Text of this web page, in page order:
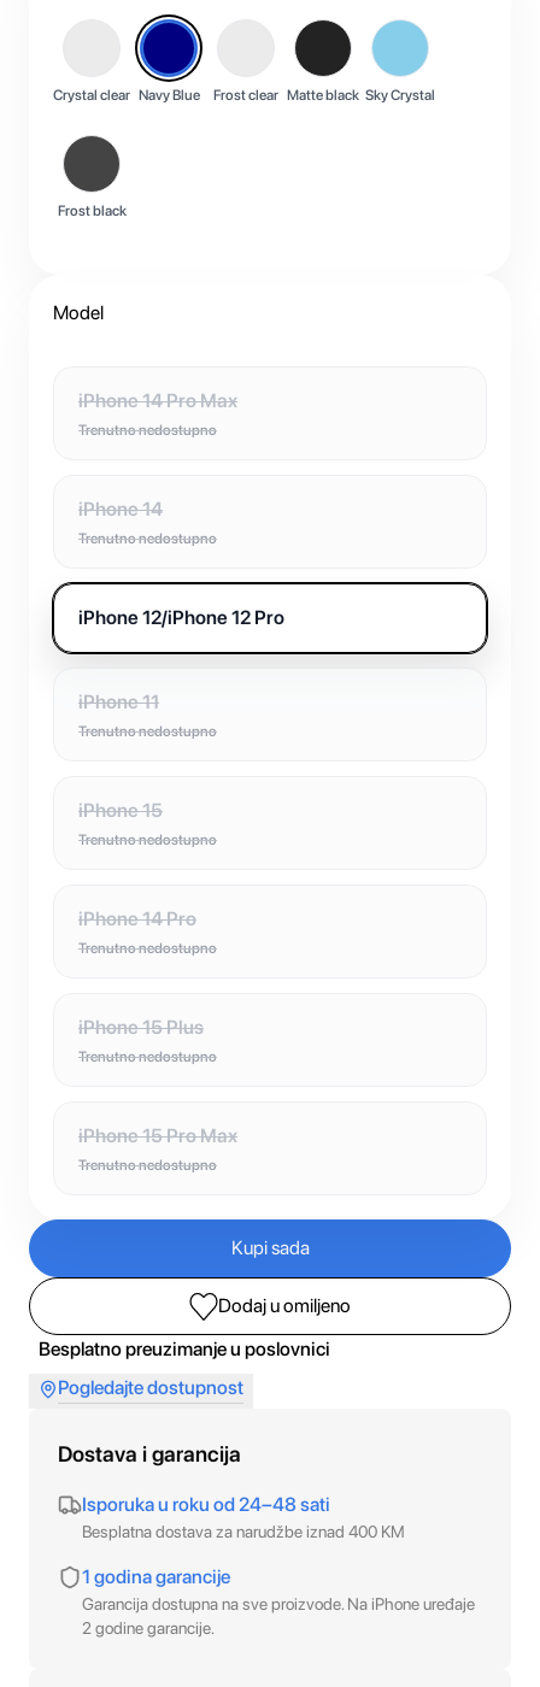
Crystal clear Navy Blue Frost clear Matte black Sky Crystal
Frost black
Model
iPhone 14 Pro Max
Trenutno nedostupno
iPhone 14
Trenutno nedostupno
iPhone 12/iPhone 12 Pro
iPhone 11
Trenutno nedostupno
iPhone 15
Trenutno nedostupno
iPhone 14 Pro
Trenutno nedostupno
iPhone 15 Plus
Trenutno nedostupno
iPhone 15 Pro Max
Trenutno nedostupno
Kupi sada
Dodaj u omiljeno
Besplatno preuzimanje u poslovnici
Pogledajte dostupnost
Dostava i garancija
Isporuka u roku od 24–48 sati
Besplatna dostava za narudžbe iznad 400 KM
1 godina garancije
Garancija dostupna na sve proizvode. Na iPhone uređaje
2 godine garancije.